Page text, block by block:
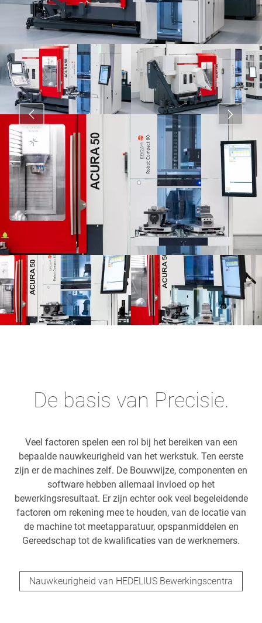
De basis van Precisie.
Veel factoren spelen een rol bij het bereiken van een
bepaalde nauwkeurigheid van het werkstuk. Ten eerste
zijn er de machines zelf. De Bouwwijze, componenten en
software hebben allemaal invloed op het
bewerkingsresultaat. Er zijn echter ook veel begeleidende
factoren om rekening mee te houden, van de locatie van
de machine tot meetapparatuur, opspanmiddelen en
Gereedschap tot de kwalificaties van de werknemers.
Nauwkeurigheid van HEDELIUS Bewerkingscentra